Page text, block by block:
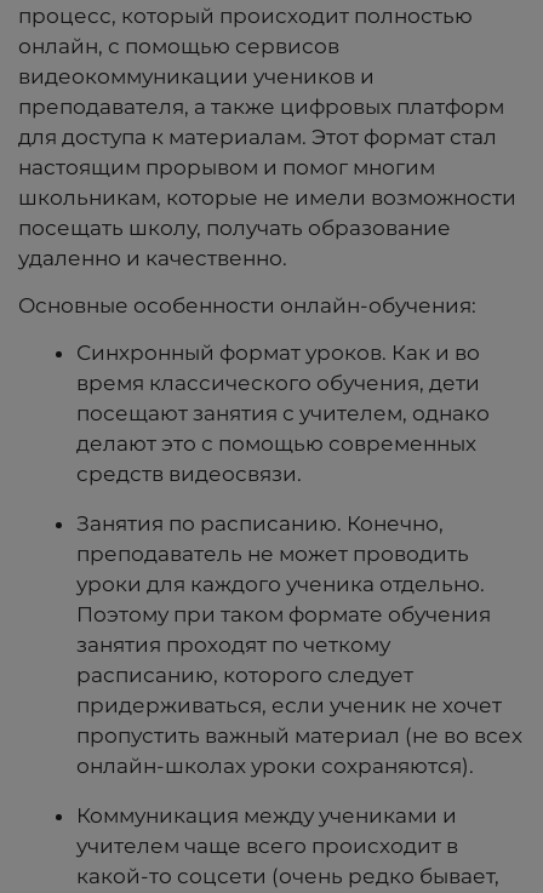
процесс, который происходит полностью
онлайн, с помощью сервисов
видеокоммуникации учеников и
преподавателя, а также цифровых платформ
для доступа к материалам. Этот формат стал
настоящим прорывом и помог многим
школьникам, которые не имели возможности
посещать школу, получать образование
удаленно и качественно.
Основные особенности онлайн-обучения:
Синхронный формат уроков. Как и во
время классического обучения, дети
посещают занятия с учителем, однако
делают это с помощью современных
средств видеосвязи.
Занятия по расписанию. Конечно,
преподаватель не может проводить
уроки для каждого ученика отдельно.
Поэтому при таком формате обучения
занятия проходят по четкому
расписанию, которого следует
придерживаться, если ученик не хочет
пропустить важный материал (не во всех
онлайн-школах уроки сохраняются).
Коммуникация между учениками и
учителем чаще всего происходит в
какой-то соцсети (очень редко бывает,